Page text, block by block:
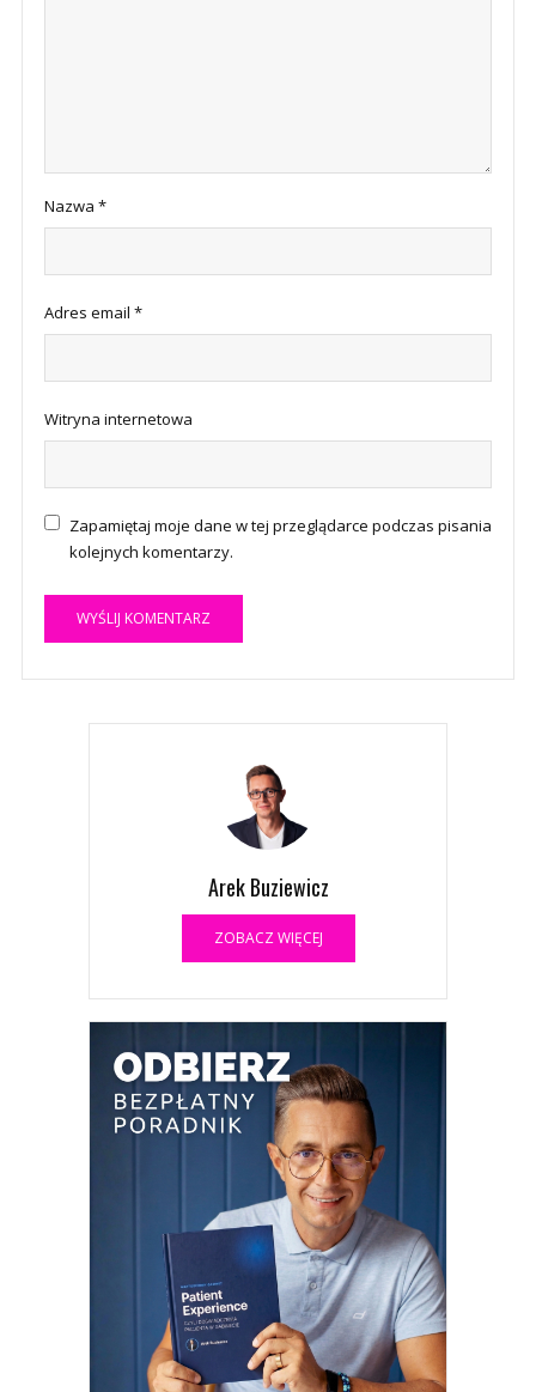
Nazwa *
Adres email *
Witryna internetowa
Zapamiętaj moje dane w tej przeglądarce podczas pisania
kolejnych komentarzy.
A
Arek Buziewicz
ZOBACZ WIĘCEJ